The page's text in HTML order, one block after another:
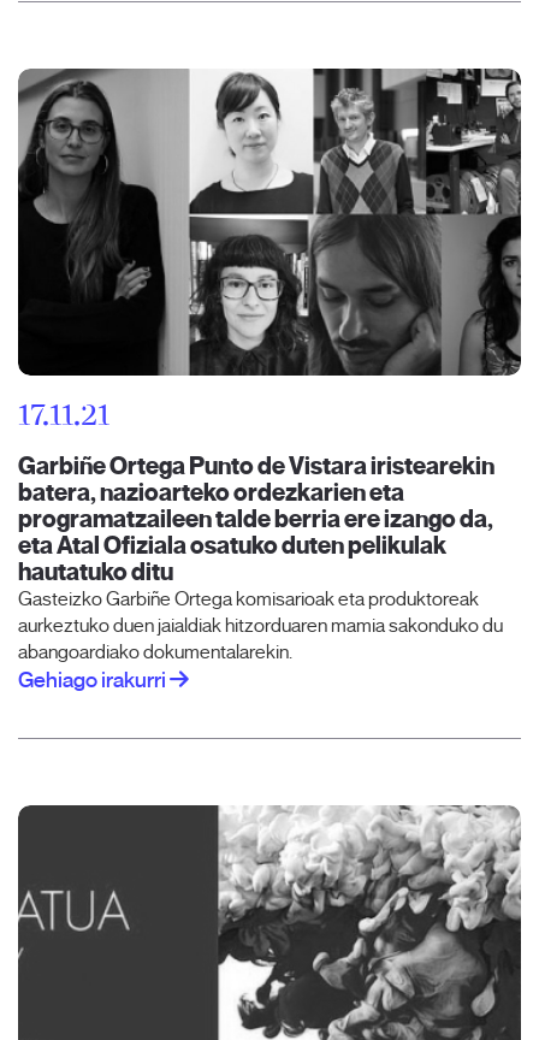
17.11.21
Garbiñe Ortega Punto de Vistara iristearekin
batera, nazioarteko ordezkarien eta
programatzaileen talde berria ere izango da,
eta Atal Ofiziala osatuko duten pelikulak
hautatuko ditu
Gasteizko Garbiñe Ortega komisarioak eta produktoreak
aurkeztuko duen jaialdiak hitzorduaren mamia sakonduko du
abangoardiako dokumentalarekin.
Gehiago irakurri